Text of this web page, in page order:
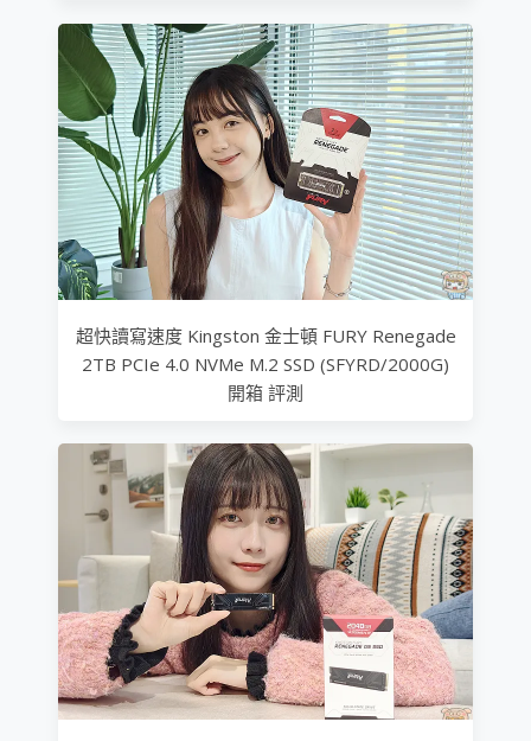
超快讀寫速度 Kingston 金士頓 FURY Renegade
2TB PCIe 4.0 NVMe M.2 SSD (SFYRD/2000G)
開箱 評測